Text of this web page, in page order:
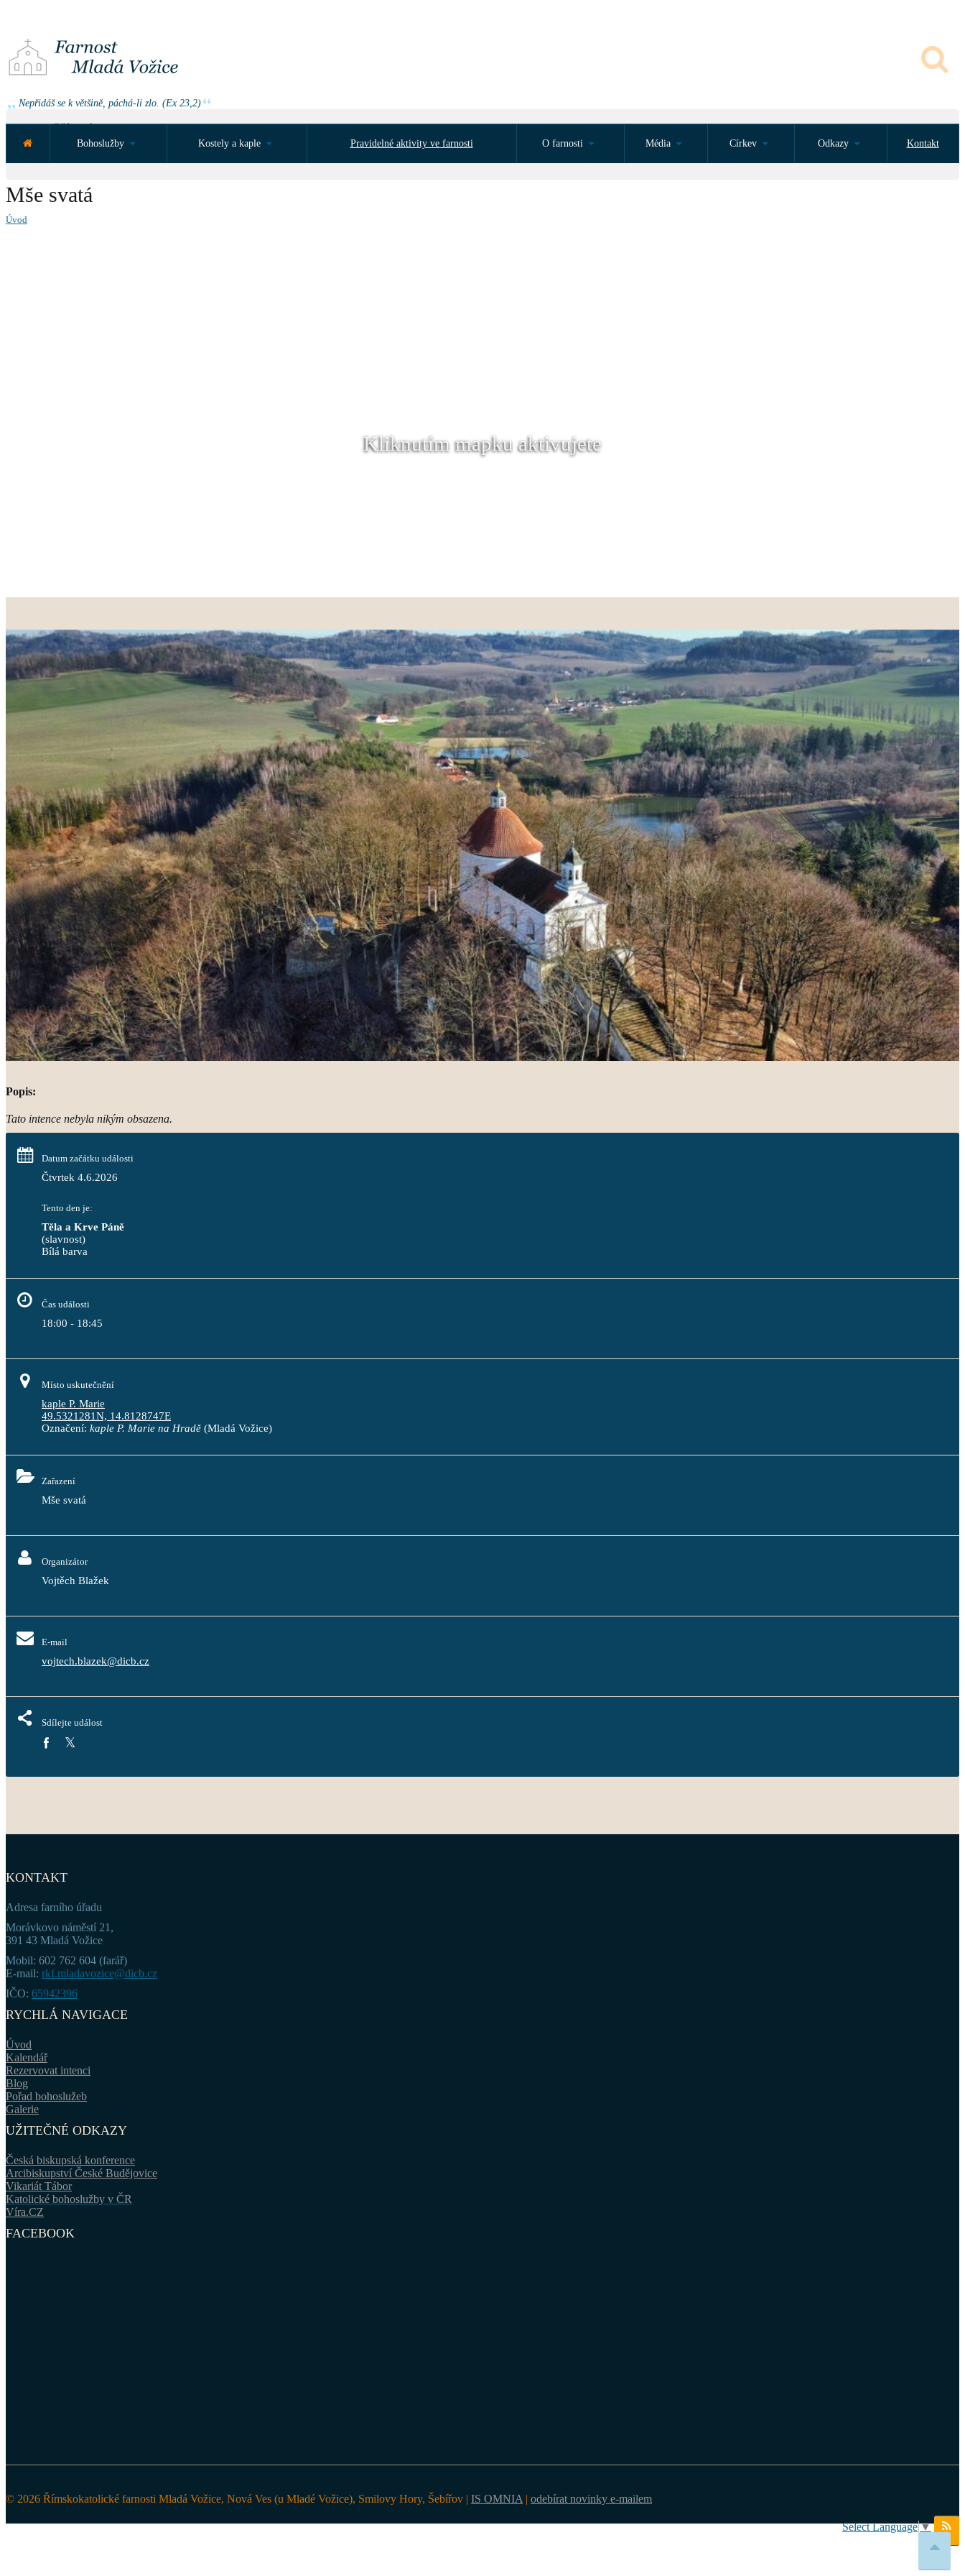
Nepřidáš se k většině, páchá-li zlo. (Ex 23,2)
Bohoslužby
Kostely a kaple Pravidelné aktivity ve farnosti O farnosti Média Církev Odkazy Kontakt
Mše svatá
Úvod
Kliknutím mapku aktivujete
Popis:
Tato intence nebyla nikým obsazena.
Datum začátku události
Čtvrtek 4.6.2026
Tento den je:
Těla a Krve Páně
(slavnost)
Bílá barva
Čas události
18:00 - 18:45
Místo uskutečnění
kaple P. Marie
49.5321281N, 14.8128747E
Označení: kaple P. Marie na Hradě (Mladá Vožice)
Zařazení
Mše svatá
Organizátor
Vojtěch Blažek
E-mail
vojtech.blazek@dicb.cz
Sdílejte událost
KONTAKT
Adresa farního úřadu
Morávkovo náměstí 21,
391 43 Mladá Vožice
Mobil: 602 762 604 (farář)
E-mail: rkf.mladavozice@dicb.cz
IČO: 65942396
RYCHLÁ NAVIGACE
Úvod
Kalendář
Rezervovat intenci
Blog
Pořad bohoslužeb
Galerie
UŽITEČNÉ ODKAZY
Česká biskupská konference
Arcibiskupství České Budějovice
Vikariát Tábor
Katolické bohoslužby v ČR
Víra.CZ
FACEBOOK
© 2026 Římskokatolické farnosti Mladá Vožice, Nová Ves (u Mladé Vožice), Smilovy Hory, Šebířov | IS OMNIA | odebírat novinky e-mailem
Select Language▼